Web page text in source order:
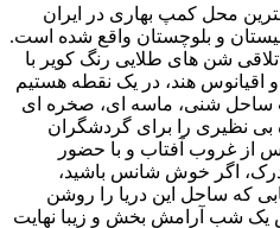
محل کمپ بهاری در ایران
و بلوچستان واقع شده است.
شن های طلایی رنگ کویر با
اقیانوس هند، در یک نقطه هستیم
ساحل شنی، ماسه ای، صخره ای
بی نظیری را برای گردشگران
از غروب آفتاب و با حضور
اگر خوش شانس باشید،
که ساحل این دریا را روشن
یک شب آرامش بخش و زیبا نهایت